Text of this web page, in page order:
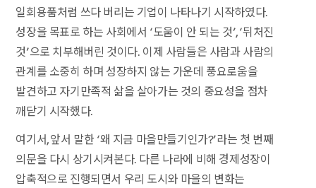
일회용품처럼 쓰다 버리는 기업이 나타나기 시작하였다.
성장을 목표로 하는 사회에서 ‘도움이 안 되는 것’, ‘뒤처진
것’으로 치부해버린 것이다. 이제 사람들은 사람과 사람의
관계를 소중히 하며 성장하지 않는 가운데 풍요로움을
발견하고 자기만족적 삶을 살아가는 것의 중요성을 점차
깨닫기 시작했다.
여기서, 앞서 말한 ‘왜 지금 마을만들기인가?’라는 첫 번째
의문을 다시 상기시켜본다. 다른 나라에 비해 경제성장이
압축적으로 진행되면서 우리 도시와 마을의 변화는